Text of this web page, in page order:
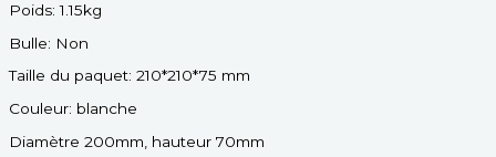
Poids: 1.15kg
Bulle: Non
Taille du paquet: 210*210*75 mm
Couleur: blanche
Diamètre 200mm, hauteur 70mm